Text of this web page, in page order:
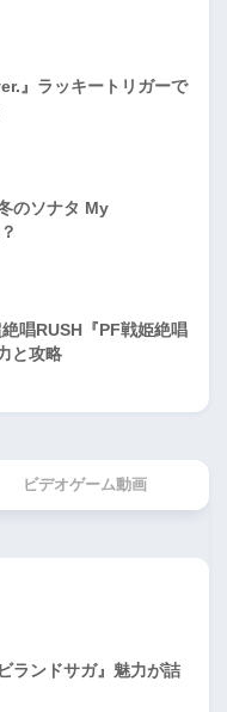
』ラッキートリガーで
のソナタ My
唱RUSH『PF戦姫絶唱
と攻略
ビデオゲーム動画
ランドサガ』魅力が詰